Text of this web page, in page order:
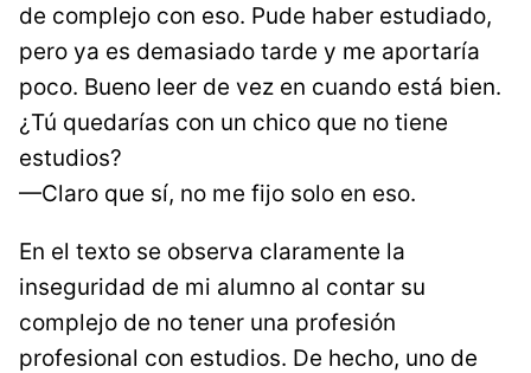
de complejo con eso. Pude haber estudiado,
pero ya es demasiado tarde y me aportaría
poco. Bueno leer de vez en cuando está bien.
¿Tú quedarías con un chico que no tiene
estudios?
—Claro que sí, no me fijo solo en eso.
En el texto se observa claramente la
inseguridad de mi alumno al contar su
complejo de no tener una profesión
profesional con estudios. De hecho, uno de